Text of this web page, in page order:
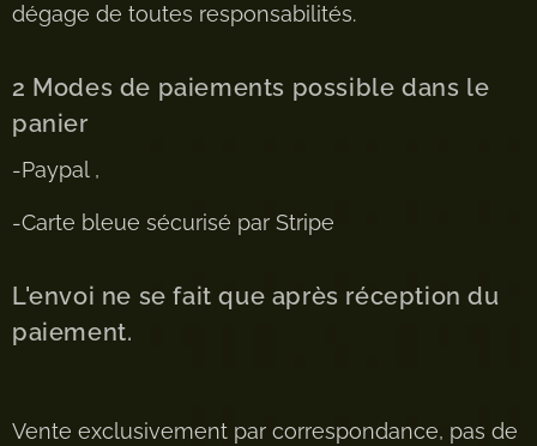
dégage de toutes responsabilités.
2 Modes de paiements possible dans le
panier
-Paypal ,
-Carte bleue sécurisé par Stripe
L'envoi ne se fait que après réception du
paiement.
Vente exclusivement par correspondance, pas de